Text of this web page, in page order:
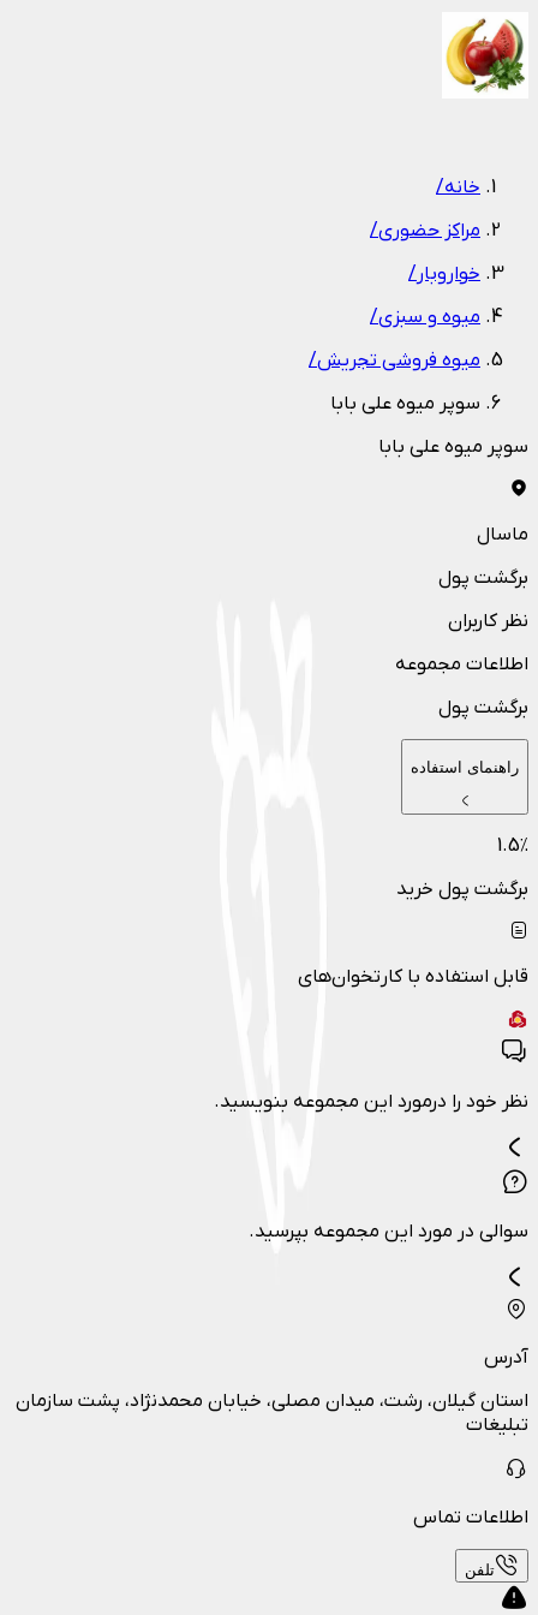
خانه/
مراکز حضوری/
خواروبار/
میوه و سبزی/
میوه فروشی تجریش/
سوپر میوه علی بابا
سوپر میوه علی بابا
ماسال
برگشت پول
نظر کاربران
اطلاعات مجموعه
برگشت پول
راهنمای استفاده
1.5٪
برگشت پول خرید
قابل استفاده با کارتخوان‌های
نظر خود را درمورد این مجموعه بنویسید.
سوالی در مورد این مجموعه بپرسید.
آدرس
استان گیلان، رشت، میدان مصلی، خیابان محمدنژاد، پشت سازمان
تبلیغات
اطلاعات تماس
تلفن